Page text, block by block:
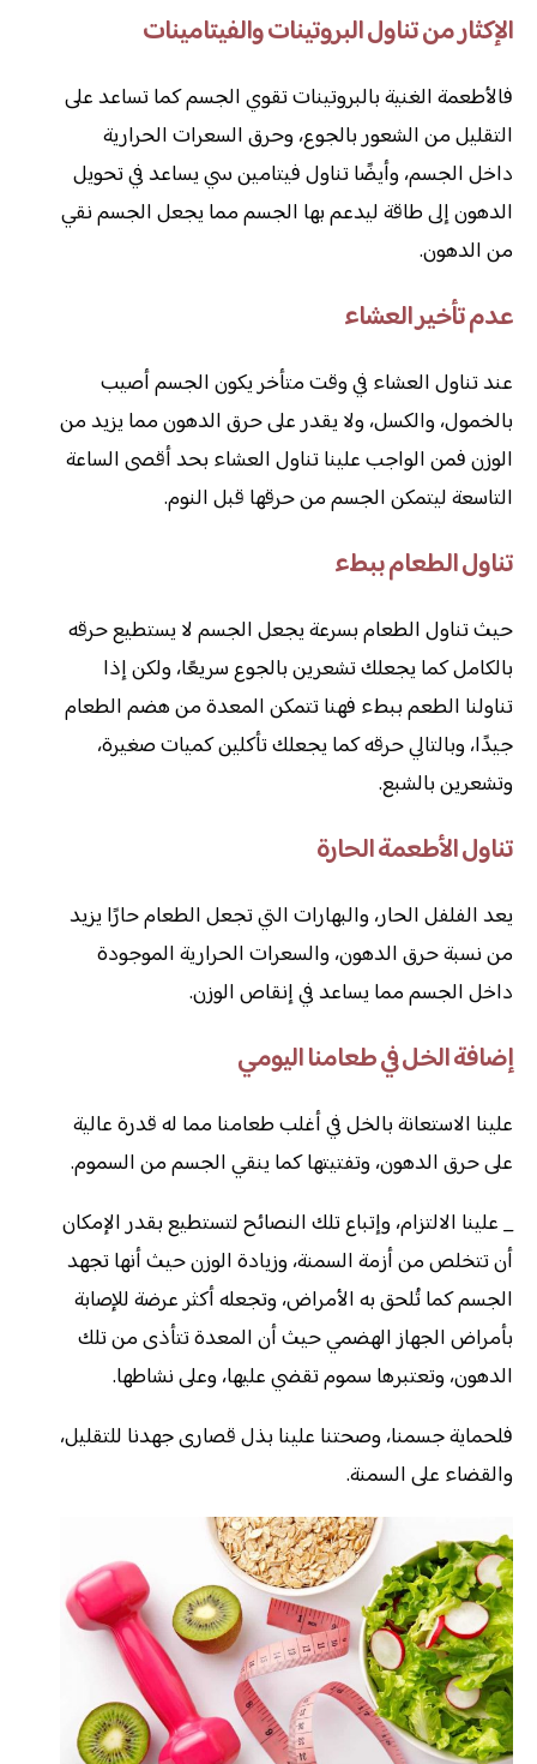
الإكثار من تناول البروتينات والفيتامينات
فالأطعمة الغنية بالبروتينات تقوي الجسم كما تساعد على
التقليل من الشعور بالجوع، وحرق السعرات الحرارية
داخل الجسم، وأيضًا تناول فيتامين سي يساعد في تحويل
الدهون إلى طاقة ليدعم بها الجسم مما يجعل الجسم نقي
من الدهون.
عدم تأخير العشاء
عند تناول العشاء في وقت متأخر يكون الجسم أصيب
بالخمول، والكسل، ولا يقدر على حرق الدهون مما يزيد من
الوزن فمن الواجب علينا تناول العشاء بحد أقصى الساعة
التاسعة ليتمكن الجسم من حرقها قبل النوم.
تناول الطعام ببطء
حيث تناول الطعام بسرعة يجعل الجسم لا يستطيع حرقه
بالكامل كما يجعلك تشعرين بالجوع سريعًا، ولكن إذا
تناولنا الطعم ببطء فهنا تتمكن المعدة من هضم الطعام
جيدًا، وبالتالي حرقه كما يجعلك تأكلين كميات صغيرة،
وتشعرين بالشبع.
تناول الأطعمة الحارة
يعد الفلفل الحار، والبهارات التي تجعل الطعام حارًا يزيد
من نسبة حرق الدهون، والسعرات الحرارية الموجودة
داخل الجسم مما يساعد في إنقاص الوزن.
إضافة الخل في طعامنا اليومي
علينا الاستعانة بالخل في أغلب طعامنا مما له قدرة عالية
على حرق الدهون، وتفتيتها كما ينقي الجسم من السموم.
_ علينا الالتزام، وإتباع تلك النصائح لتستطيع بقدر الإمكان
أن تتخلص من أزمة السمنة، وزيادة الوزن حيث أنها تجهد
الجسم كما تُلحق به الأمراض، وتجعله أكثر عرضة للإصابة
بأمراض الجهاز الهضمي حيث أن المعدة تتأذى من تلك
الدهون، وتعتبرها سموم تقضي عليها، وعلى نشاطها.
فلحماية جسمنا، وصحتنا علينا بذل قصارى جهدنا للتقليل،
والقضاء على السمنة.